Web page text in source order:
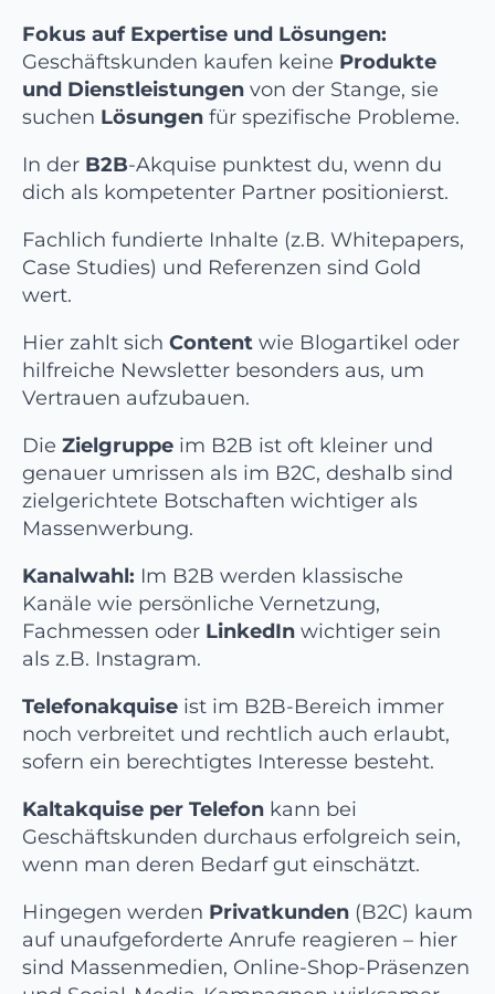
Fokus auf Expertise und Lösungen:
Geschäftskunden kaufen keine Produkte
und Dienstleistungen von der Stange, sie
suchen Lösungen für spezifische Probleme.
In der B2B-Akquise punktest du, wenn du
dich als kompetenter Partner positionierst.
Fachlich fundierte Inhalte (z.B. Whitepapers,
Case Studies) und Referenzen sind Gold
wert.
Hier zahlt sich Content wie Blogartikel oder
hilfreiche Newsletter besonders aus, um
Vertrauen aufzubauen.
Die Zielgruppe im B2B ist oft kleiner und
genauer umrissen als im B2C, deshalb sind
zielgerichtete Botschaften wichtiger als
Massenwerbung.
Kanalwahl: Im B2B werden klassische
Kanäle wie persönliche Vernetzung,
Fachmessen oder LinkedIn wichtiger sein
als z.B. Instagram.
Telefonakquise ist im B2B-Bereich immer
noch verbreitet und rechtlich auch erlaubt,
sofern ein berechtigtes Interesse besteht.
Kaltakquise per Telefon kann bei
Geschäftskunden durchaus erfolgreich sein,
wenn man deren Bedarf gut einschätzt.
Hingegen werden Privatkunden (B2C) kaum
auf unaufgeforderte Anrufe reagieren – hier
sind Massenmedien, Online-Shop-Präsenzen